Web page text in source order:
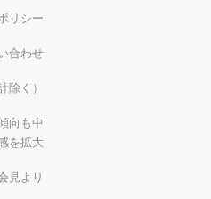
リシー
合わせ
く）
向も中
を拡大
見より